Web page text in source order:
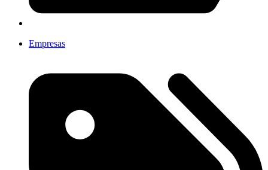
Empresas